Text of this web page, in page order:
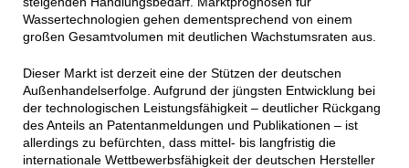
Wassertechnologien gehen dementsprechend von einem
großen Gesamtvolumen mit deutlichen Wachstumsraten aus.
Dieser Markt ist derzeit eine der Stützen der deutschen
Außenhandelserfolge. Aufgrund der jüngsten Entwicklung bei
der technologischen Leistungsfähigkeit – deutlicher Rückgang
des Anteils an Patentanmeldungen und Publikationen – ist
allerdings zu befürchten, dass mittel- bis langfristig die
internationale Wettbewerbsfähigkeit der deutschen Hersteller